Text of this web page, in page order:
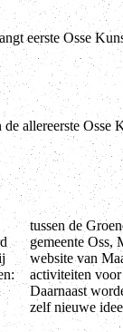
eerste Osse
allereerste
zelf nieuwe